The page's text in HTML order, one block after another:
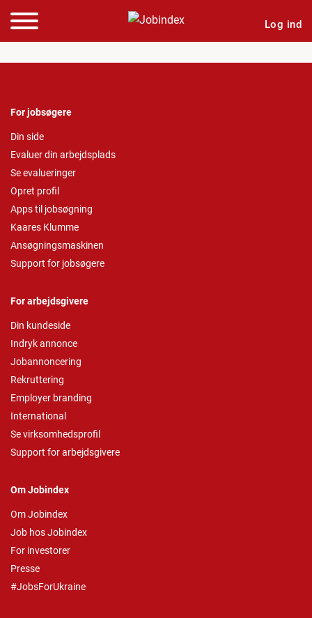
Log ind
For jobsøgere
Din side
Evaluer din arbejdsplads
Se evalueringer
Opret profil
Apps til jobsøgning
Kaares Klumme
Ansøgningsmaskinen
Support for jobsøgere
For arbejdsgivere
Din kundeside
Indryk annonce
Jobannoncering
Rekruttering
Employer branding
International
Se virksomhedsprofil
Support for arbejdsgivere
Om Jobindex
Om Jobindex
Job hos Jobindex
For investorer
Presse
#JobsForUkraine